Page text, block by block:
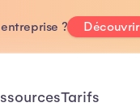
?
Tarifs